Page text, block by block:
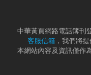
中華黃頁網路電話簿刊
客服信箱 ，我們將
本網站內容及資訊僅作